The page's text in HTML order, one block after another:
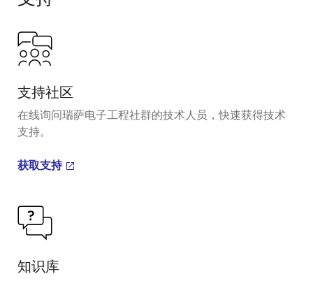
支持社区
在线询问瑞萨电子工程社群的技术人员，快速获得技术
支持。
获取支持
知识库